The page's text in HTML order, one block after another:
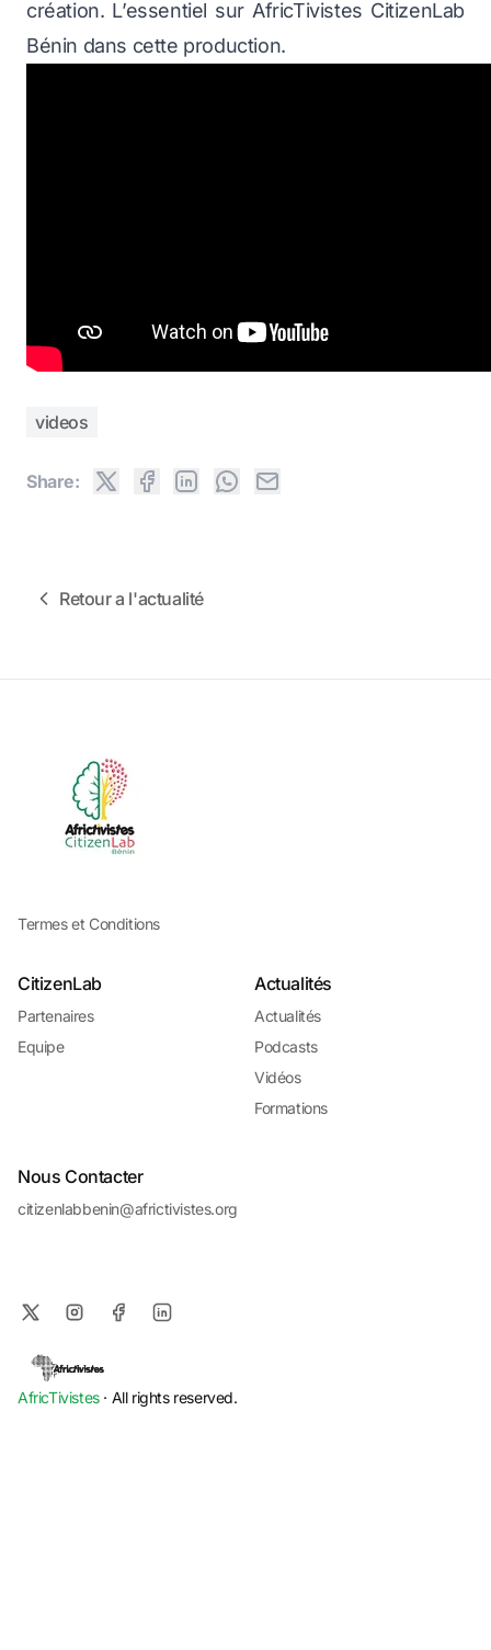
création. L’essentiel sur AfricTivistes CitizenLab
Bénin dans cette production.
videos
Share:
Retour a l'actualité
Termes et Conditions
CitizenLab
Partenaires
Equipe
Actualités
Actualités
Podcasts
Vidéos
Formations
Nous Contacter
citizenlabbenin@africtivistes.org
AfricTivistes· All rights reserved.